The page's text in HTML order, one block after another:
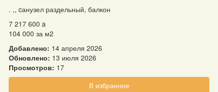
. ,, cанузел раздельный, балкон
7 217 600 a
104 000 за м2
Добавлено: 14 апреля 2026
Обновлено: 13 июля 2026
Просмотров: 17
В избранное